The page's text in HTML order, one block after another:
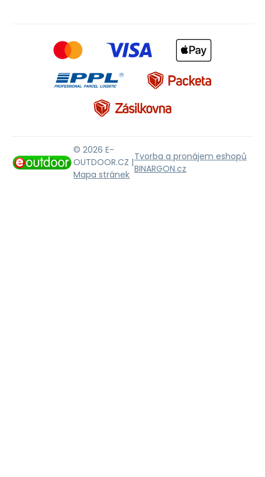
© 2026 E-
OUTDOOR.CZ |
Mapa stránek
Tvorba a pronájem eshopů
BINARGON.cz